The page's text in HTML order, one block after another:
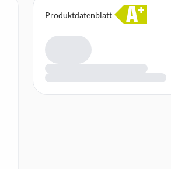
A+
Produktdatenblatt